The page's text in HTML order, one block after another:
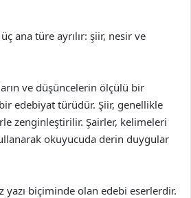
ana türe ayrılır: şiir, nesir ve
ve düşüncelerin ölçülü bir
edebiyat türüdür. Şiir, genellikle
zenginleştirilir. Şairler, kelimeleri
okuyucuda derin duygular
biçiminde olan edebi eserlerdir.